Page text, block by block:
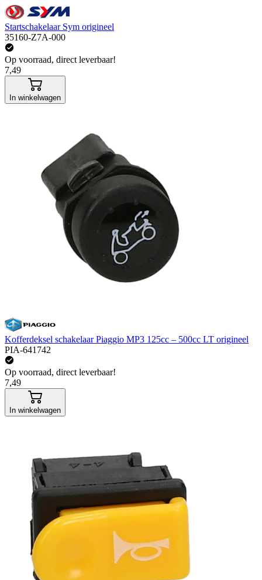
Startschakelaar Sym origineel
35160-Z7A-000
Op voorraad, direct leverbaar!
7,49
In winkelwagen
Kofferdeksel schakelaar Piaggio MP3 125cc – 500cc LT origineel
PIA-641742
Op voorraad, direct leverbaar!
7,49
In winkelwagen